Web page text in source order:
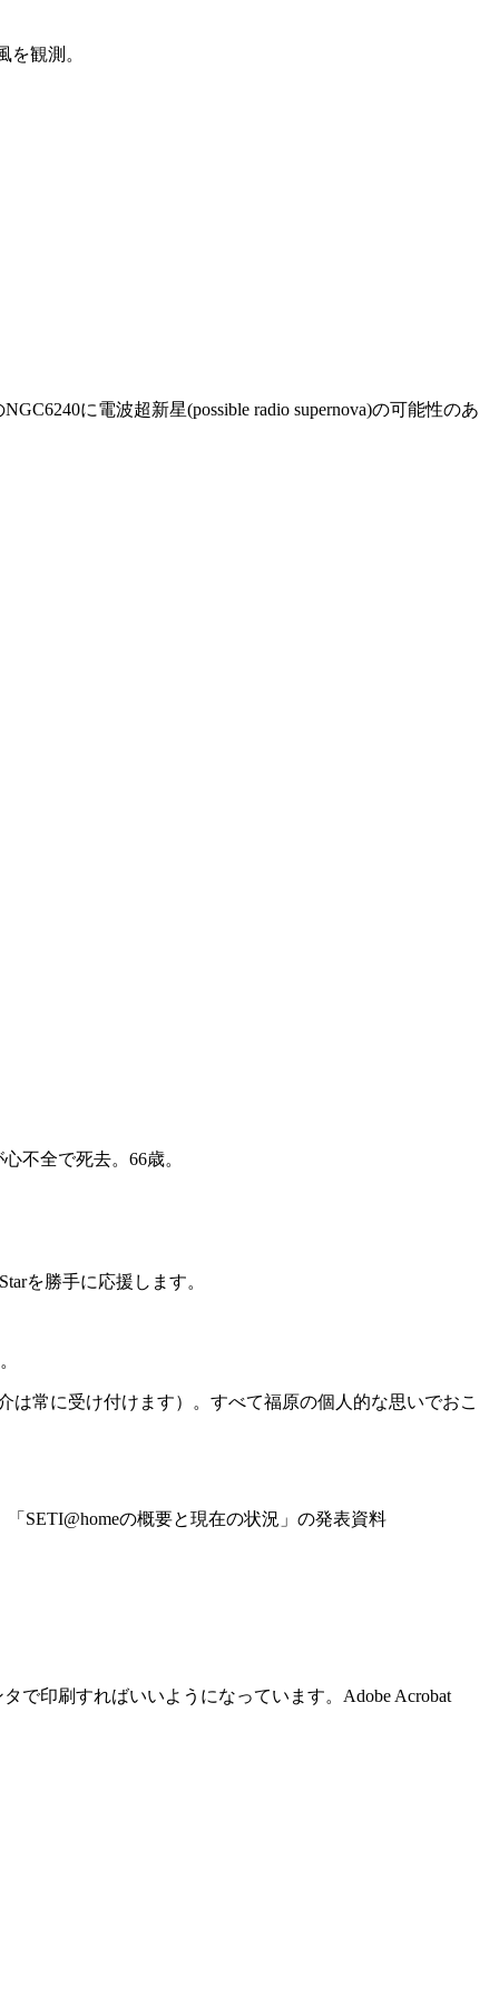
観測。
に電波超新星(possible radio supernova)の可能性のあ
不全で死去。66歳。
を勝手に応援します。
常に受け付けます）。すべて福原の個人的な思いでおこ
SETI@homeの概要と現在の状況」の発表資料
で印刷すればいいようになっています。Adobe Acrobat